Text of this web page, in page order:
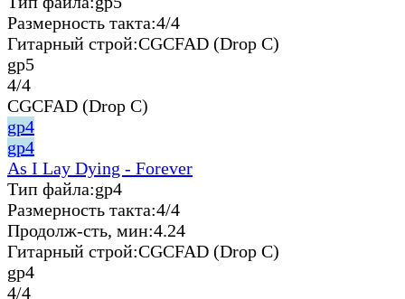
Размерность такта:4/4
Гитарный строй:CGCFAD (Drop C)
gp5
4/4
CGCFAD (Drop C)
gp4
gp4
As I Lay Dying - Forever
Тип файла:gp4
Размерность такта:4/4
Продолж-сть, мин:4.24
Гитарный строй:CGCFAD (Drop C)
gp4
4/4